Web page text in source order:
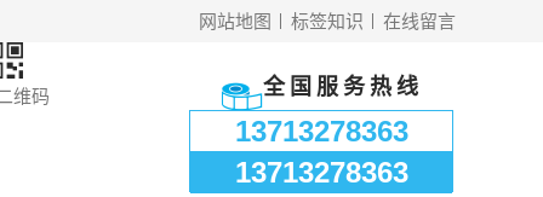
在线留言
标签知识
网站地图
维码 全国服务热线
13713278363
13713278363